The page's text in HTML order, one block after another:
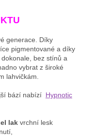
generace. Díky
pigmentované a díky
bez stínů a
vybrat z široké
lahvičkám.
bází nabízí Hypnotic
lak vrchní lesk